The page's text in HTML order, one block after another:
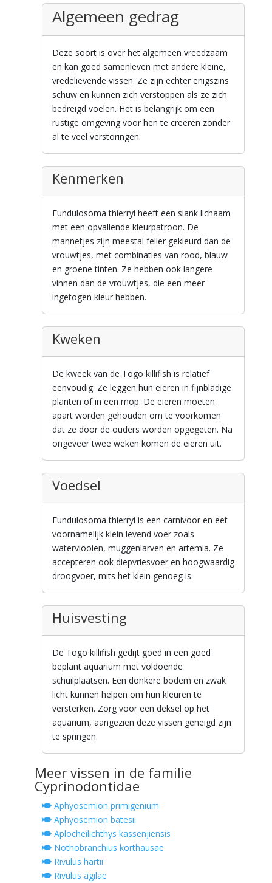
Algemeen gedrag
Deze soort is over het algemeen vreedzaam
en kan goed samenleven met andere kleine,
vredelievende vissen. Ze zijn echter enigszins
schuw en kunnen zich verstoppen als ze zich
bedreigd voelen. Het is belangrijk om een
rustige omgeving voor hen te creëren zonder
al te veel verstoringen.
Kenmerken
Fundulosoma thierryi heeft een slank lichaam
met een opvallende kleurpatroon. De
mannetjes zijn meestal feller gekleurd dan de
vrouwtjes, met combinaties van rood, blauw
en groene tinten. Ze hebben ook langere
vinnen dan de vrouwtjes, die een meer
ingetogen kleur hebben.
Kweken
De kweek van de Togo killifish is relatief
eenvoudig. Ze leggen hun eieren in fijnbladige
planten of in een mop. De eieren moeten
apart worden gehouden om te voorkomen
dat ze door de ouders worden opgegeten. Na
ongeveer twee weken komen de eieren uit.
Voedsel
Fundulosoma thierryi is een carnivoor en eet
voornamelijk klein levend voer zoals
watervlooien, muggenlarven en artemia. Ze
accepteren ook diepvriesvoer en hoogwaardig
droogvoer, mits het klein genoeg is.
Huisvesting
De Togo killifish gedijt goed in een goed
beplant aquarium met voldoende
schuilplaatsen. Een donkere bodem en zwak
licht kunnen helpen om hun kleuren te
versterken. Zorg voor een deksel op het
aquarium, aangezien deze vissen geneigd zijn
te springen.
Meer vissen in de familie
Cyprinodontidae
Aphyosemion primigenium
Aphyosemion batesii
Aplocheilichthys kassenjiensis
Nothobranchius korthausae
Rivulus hartii
Rivulus agilae